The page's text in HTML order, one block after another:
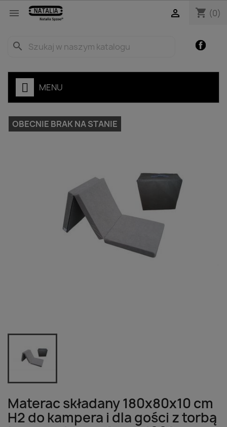
 shopping_cart (0)

search
MENU
OBECNIE BRAK NA STANIE
Materac składany 180x80x10 cm
H2 do kampera i dla gości z torbą